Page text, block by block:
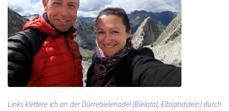
Links klettere ich an der Dürrebielenadel (Bielatal, Elbsandstein) durch